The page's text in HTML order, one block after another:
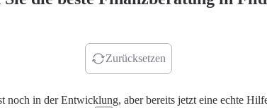
Zurücksetzen
noch in der Entwicklung, aber bereits jetzt eine echte